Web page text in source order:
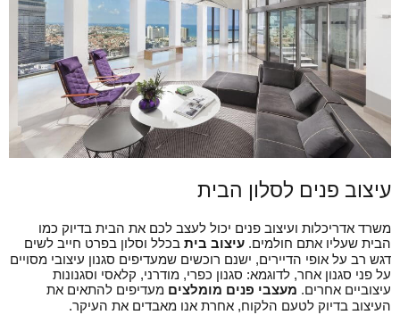
עיצוב פנים לסלון הבית
משרד אדריכלות ועיצוב פנים יכול לעצב לכם את הבית בדיוק כמו
הבית שעליו אתם חולמים. עיצוב בית בכלל וסלון בפרט חייב לשים
דגש רב על אופי הדיירים, ישנם רוכשים שמעדיפים סגנון עיצובי מסויים
על פני סגנון אחר, לדוגמא: סגנון כפרי, מודרני, קלאסי וסגנונות
עיצוביים אחרים. מעצבי פנים מומלצים מעדיפים להתאים את
העיצוב בדיוק לטעם הלקוח, אחרת אנו מאבדים את העיקר.